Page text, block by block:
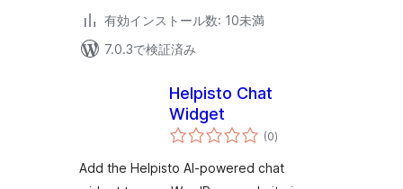
有効インストール数: 10未満
7.0.3で検証済み
Helpisto Chat
Widget
(0個
の
価
)
Add the Helpisto AI-powered chat